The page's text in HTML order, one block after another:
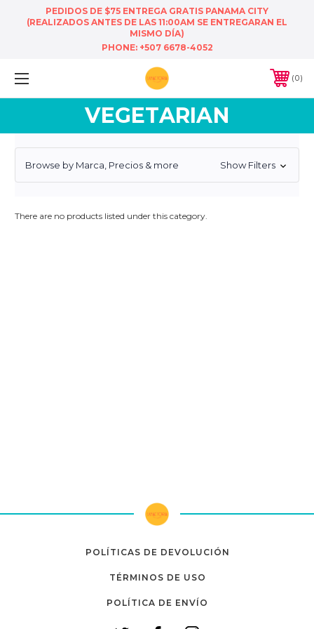
PEDIDOS DE $75 ENTREGA GRATIS PANAMA CITY
(REALIZADOS ANTES DE LAS 11:00AM SE ENTREGARAN EL
MISMO DÍA)
PHONE: +507 6678-4052
0
VEGETARIAN
Browse by Marca, Precios & more Show Filters
There are no products listed under this category.
POLÍTICAS DE DEVOLUCIÓN
TÉRMINOS DE USO
POLÍTICA DE ENVÍO